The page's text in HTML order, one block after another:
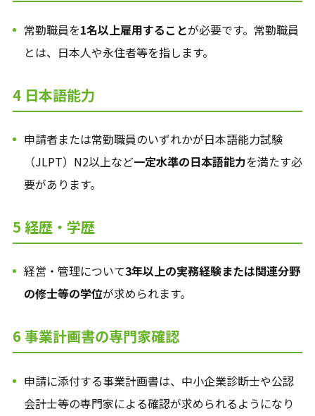
常勤職員を1名以上雇用することが必要です。常勤職員
とは、日本人や永住者等を指します。
4 日本語能力
申請者または常勤職員のいずれかが日本語能力試験
（JLPT）N2以上など一定水準の日本語能力を満たす必
要があります。
5 経歴・学歴
経営・管理について3年以上の実務経験または関連分野
の修士等の学位が求められます。
6 事業計画書の専門家確認
申請に添付する事業計画書は、中小企業診断士や公認
会計士等の専門家による確認が求められるようになり